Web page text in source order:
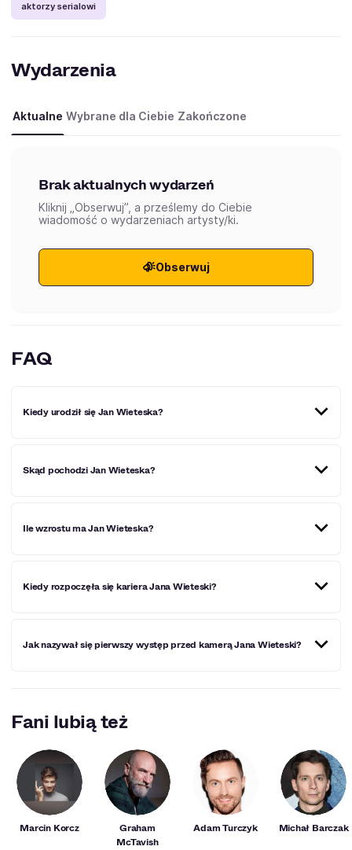
aktorzy serialowi
Wydarzenia
Aktualne Wybrane dla Ciebie Zakończone
Brak aktualnych wydarzeń
Kliknij „Obserwuj”, a prześlemy do Ciebie
wiadomość o wydarzeniach artysty/ki.
Obserwuj
FAQ
Kiedy urodził się Jan Wieteska?
Skąd pochodzi Jan Wieteska?
Ile wzrostu ma Jan Wieteska?
Kiedy rozpoczęła się kariera Jana Wieteski?
Jak nazywał się pierwszy występ przed kamerą Jana Wieteski?
Leszka Grajewskiego.
Fani lubią też
Marcin Korcz
Graham
McTavish
Adam Turczyk Michał Barczak